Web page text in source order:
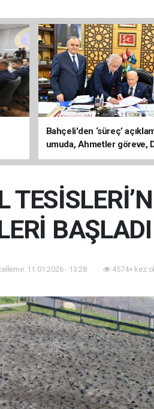
Bahçeli'den ‘süreç’
umuda, Ahmetler göreve,
evine dönmeli’
BAŞLADI
11.01.2026 - 13:28 4574+ kez